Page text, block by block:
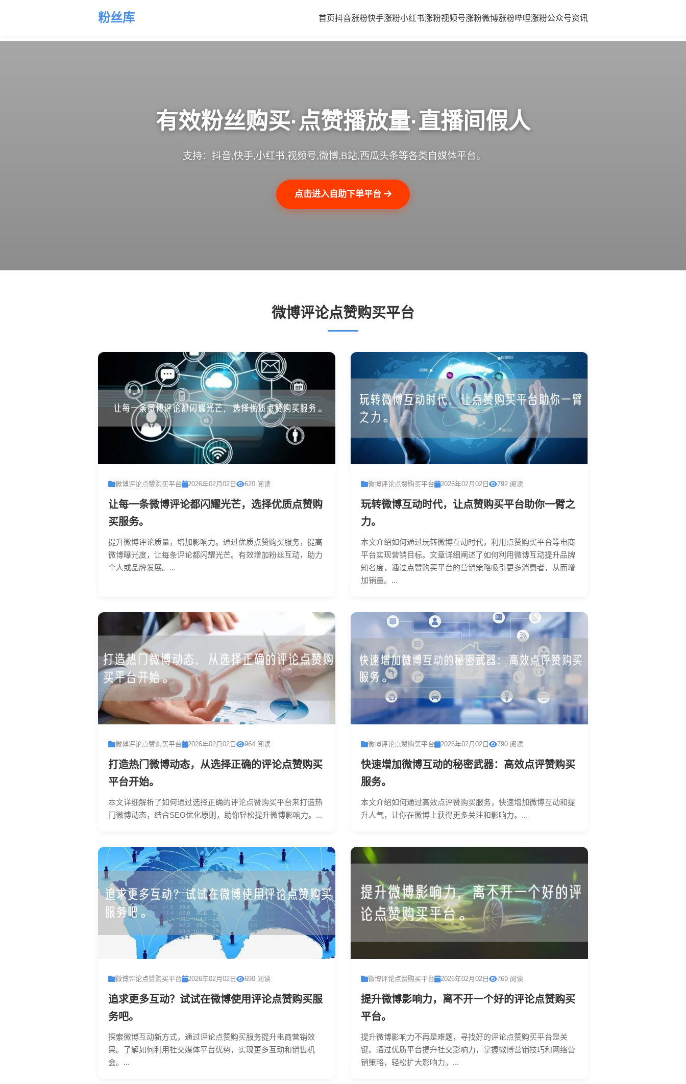
粉丝库 首页抖音涨粉快手涨粉小红书涨粉视频号涨粉微博涨粉哔哩涨粉公众号资讯
有效粉丝购买·点赞播放量·直播间假人
支持：抖音,快手,小红书,视频号,微博,B站,西瓜头条等各类自媒体平台。
点击进入自助下单平台
微博评论点赞购买平台
微博评论点赞购买平台 2026年02月02日 620 阅读
让每一条微博评论都闪耀光芒，选择优质点赞购
买服务。
提升微博评论质量，增加影响力。通过优质点赞购买服务，提高
微博曝光度，让每条评论都闪耀光芒。有效增加粉丝互动，助力
个人或品牌发展。...
微博评论点赞购买平台 2026年02月02日 792 阅读
玩转微博互动时代，让点赞购买平台助你一臂之
力。
本文介绍如何通过玩转微博互动时代，利用点赞购买平台等电商
平台实现营销目标。文章详细阐述了如何利用微博互动提升品牌
知名度，通过点赞购买平台的营销策略吸引更多消费者，从而增
加销量。...
微博评论点赞购买平台 2026年02月02日 964 阅读
打造热门微博动态，从选择正确的评论点赞购买
平台开始。
本文详细解析了如何通过选择正确的评论点赞购买平台来打造热
门微博动态，结合SEO优化原则，助你轻松提升微博影响力。...
微博评论点赞购买平台 2026年02月02日 790 阅读
快速增加微博互动的秘密武器：高效点评赞购买
服务。
本文介绍如何通过高效点评赞购买服务，快速增加微博互动和提
升人气，让你在微博上获得更多关注和影响力。...
微博评论点赞购买平台 2026年02月02日 690 阅读
追求更多互动？试试在微博使用评论点赞购买服
务吧。
探索微博互动新方式，通过评论点赞购买服务提升电商营销效
果。了解如何利用社交媒体平台优势，实现更多互动和销售机
会。...
微博评论点赞购买平台 2026年02月02日 769 阅读
提升微博影响力，离不开一个好的评论点赞购买
平台。
提升微博影响力不再是难题，寻找好的评论点赞购买平台是关
键。通过优质平台提升社交影响力，掌握微博营销技巧和网络营
销策略，轻松扩大影响力。...